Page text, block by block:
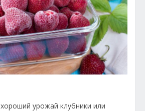
урожай клубники или